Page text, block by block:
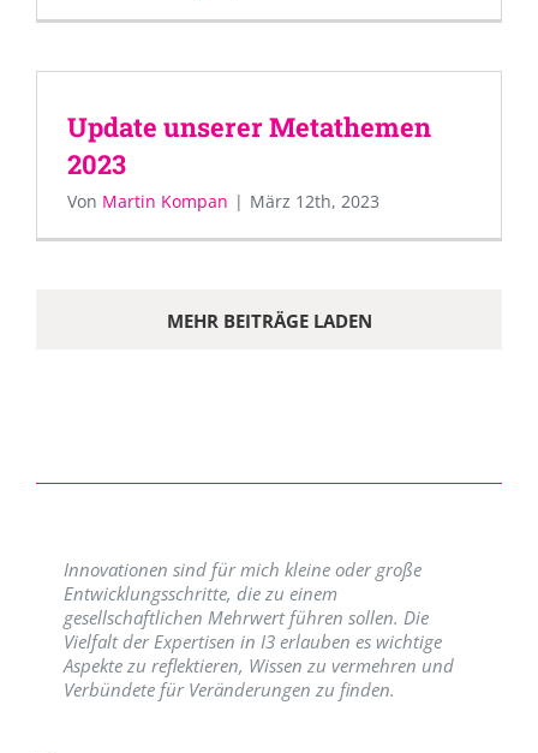
Update unserer Metathemen
2023
Von Martin Kompan | März 12th, 2023
MEHR BEITRÄGE LADEN
Innovationen sind für mich kleine oder große
Entwicklungsschritte, die zu einem
gesellschaftlichen Mehrwert führen sollen. Die
Vielfalt der Expertisen in I3 erlauben es wichtige
Aspekte zu reflektieren, Wissen zu vermehren und
Verbündete für Veränderungen zu finden.